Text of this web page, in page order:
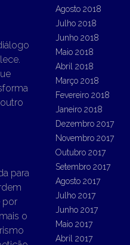
para
por
o
Agosto 2018
Julho 2018
Junho 2018
Maio 2018
Abril 2018
Março 2018
Fevereiro 2018
Janeiro 2018
Dezembro 2017
Novembro 2017
Outubro 2017
Setembro 2017
Agosto 2017
Julho 2017
Junho 2017
Maio 2017
Abril 2017